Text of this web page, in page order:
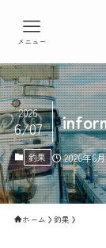
メニュー
2026
6/07
釣果 2026年6
ホーム 釣果